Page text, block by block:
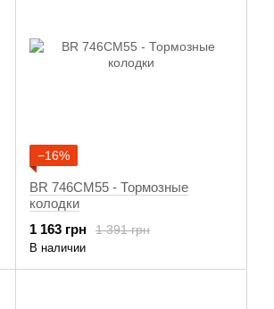
−16%
BR 746CM55 - Тормозные
колодки
1 391 грн
1 163 грн
В наличии